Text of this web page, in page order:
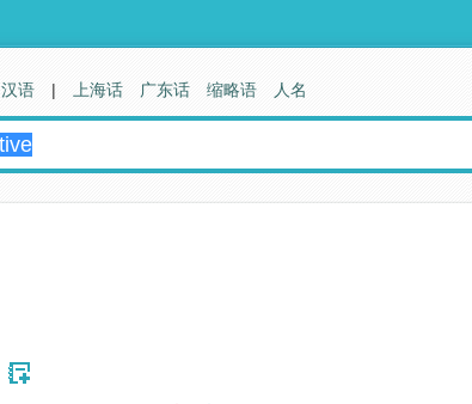
汉语 | 上海话 广东话 缩略语 人名